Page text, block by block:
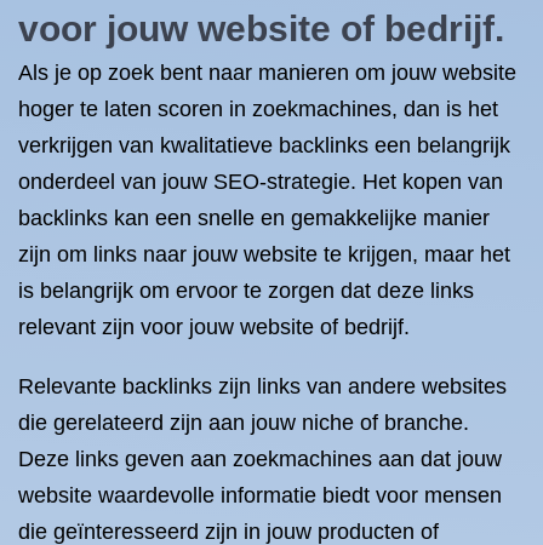
voor jouw website of bedrijf.
Als je op zoek bent naar manieren om jouw website
hoger te laten scoren in zoekmachines, dan is het
verkrijgen van kwalitatieve backlinks een belangrijk
onderdeel van jouw SEO-strategie. Het kopen van
backlinks kan een snelle en gemakkelijke manier
zijn om links naar jouw website te krijgen, maar het
is belangrijk om ervoor te zorgen dat deze links
relevant zijn voor jouw website of bedrijf.
Relevante backlinks zijn links van andere websites
die gerelateerd zijn aan jouw niche of branche.
Deze links geven aan zoekmachines aan dat jouw
website waardevolle informatie biedt voor mensen
die geïnteresseerd zijn in jouw producten of